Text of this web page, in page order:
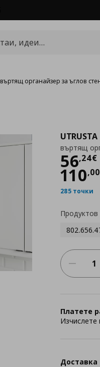
въртящ органайзер за ъглов
UTRUSTA
въртящ
56,24€
Цена
110,00
285 точки
Продуктов
Платете
Изчислете
Доставка